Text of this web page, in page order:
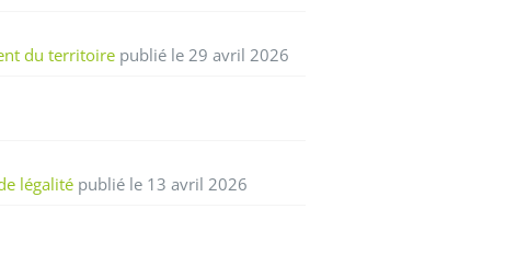
du territoire publié le 29 avril 2026
légalité publié le 13 avril 2026